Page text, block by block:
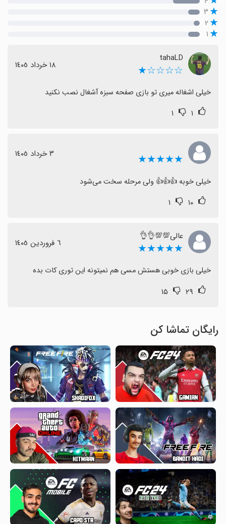
۳
۲
۱
tahaLD
☆☆☆☆★ ١٨ خرداد ١٤٠٥
خیلی اشغاله میری تو بازی صفحه سبزه آشغال نصب نکنید
۱ ۱
★★★★★ ٣ خرداد ١٤٠٥
خیلی خوبه 👍👍👍 ولی مرحله سخت می‌شود
۱۰ ۱
عالی💯💯👌👌
★★★★★ ٦ فروردین ١٤٠٥
خیلی بازی خوبی هستش مسی هم نمیتونه این توری کات بده
۲۹ ۱۵
رایگان تماشا کن